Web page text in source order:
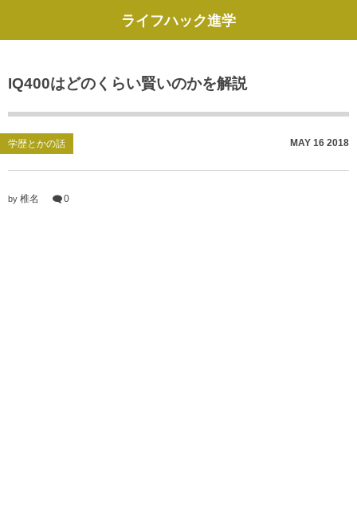
ライフハック進学
IQ400はどのくらい賢いのかを解説
学歴とかの話 MAY 16 2018
by 椎名 0